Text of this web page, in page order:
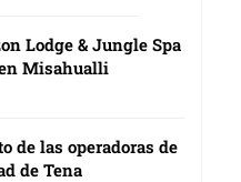
Lodge & Jungle Spa
Misahualli
de las operadoras de
de Tena